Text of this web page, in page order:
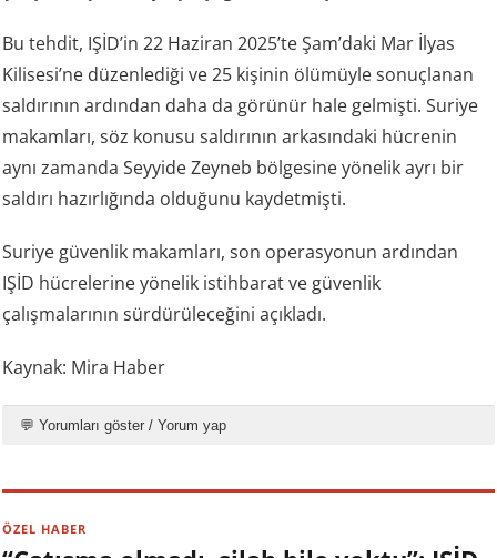
Bu tehdit, IŞİD’in 22 Haziran 2025’te Şam’daki Mar İlyas
Kilisesi’ne düzenlediği ve 25 kişinin ölümüyle sonuçlanan
saldırının ardından daha da görünür hale gelmişti. Suriye
makamları, söz konusu saldırının arkasındaki hücrenin
aynı zamanda Seyyide Zeyneb bölgesine yönelik ayrı bir
saldırı hazırlığında olduğunu kaydetmişti.
Suriye güvenlik makamları, son operasyonun ardından
IŞİD hücrelerine yönelik istihbarat ve güvenlik
çalışmalarının sürdürüleceğini açıkladı.
Kaynak: Mira Haber
💬 Yorumları göster / Yorum yap
ÖZEL HABER